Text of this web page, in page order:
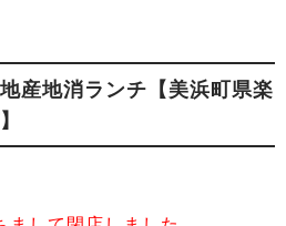
産地消ランチ【美浜町県楽